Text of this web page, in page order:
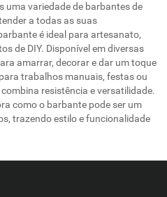
uma variedade de barbantes de
a todas as suas
é ideal para artesanato,
de DIY. Disponível em diversas
amarrar, decorar e dar um toque
trabalhos manuais, festas ou
resistência e versatilidade.
como o barbante pode ser um
trazendo estilo e funcionalidade